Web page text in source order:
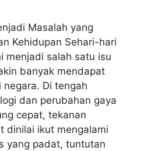
Masalah yang
Kehidupan Sehari-hari
menjadi salah satu isu
banyak mendapat
Di tengah
dan perubahan gaya
cepat, tekanan
dinilai ikut mengalami
yang padat, tuntutan